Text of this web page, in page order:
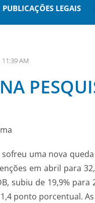
PUBLICAÇÕES LEGAIS
11:39 AM
uma nova
em abril para
de 19,9% para
ponto porcentual.